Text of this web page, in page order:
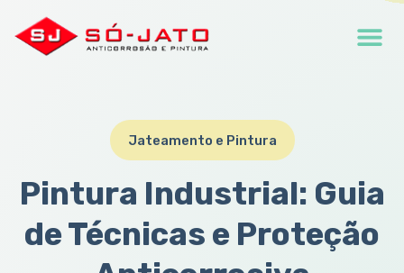
Jateamento e Pintura
Pintura Industrial: Guia
de Técnicas e Proteção